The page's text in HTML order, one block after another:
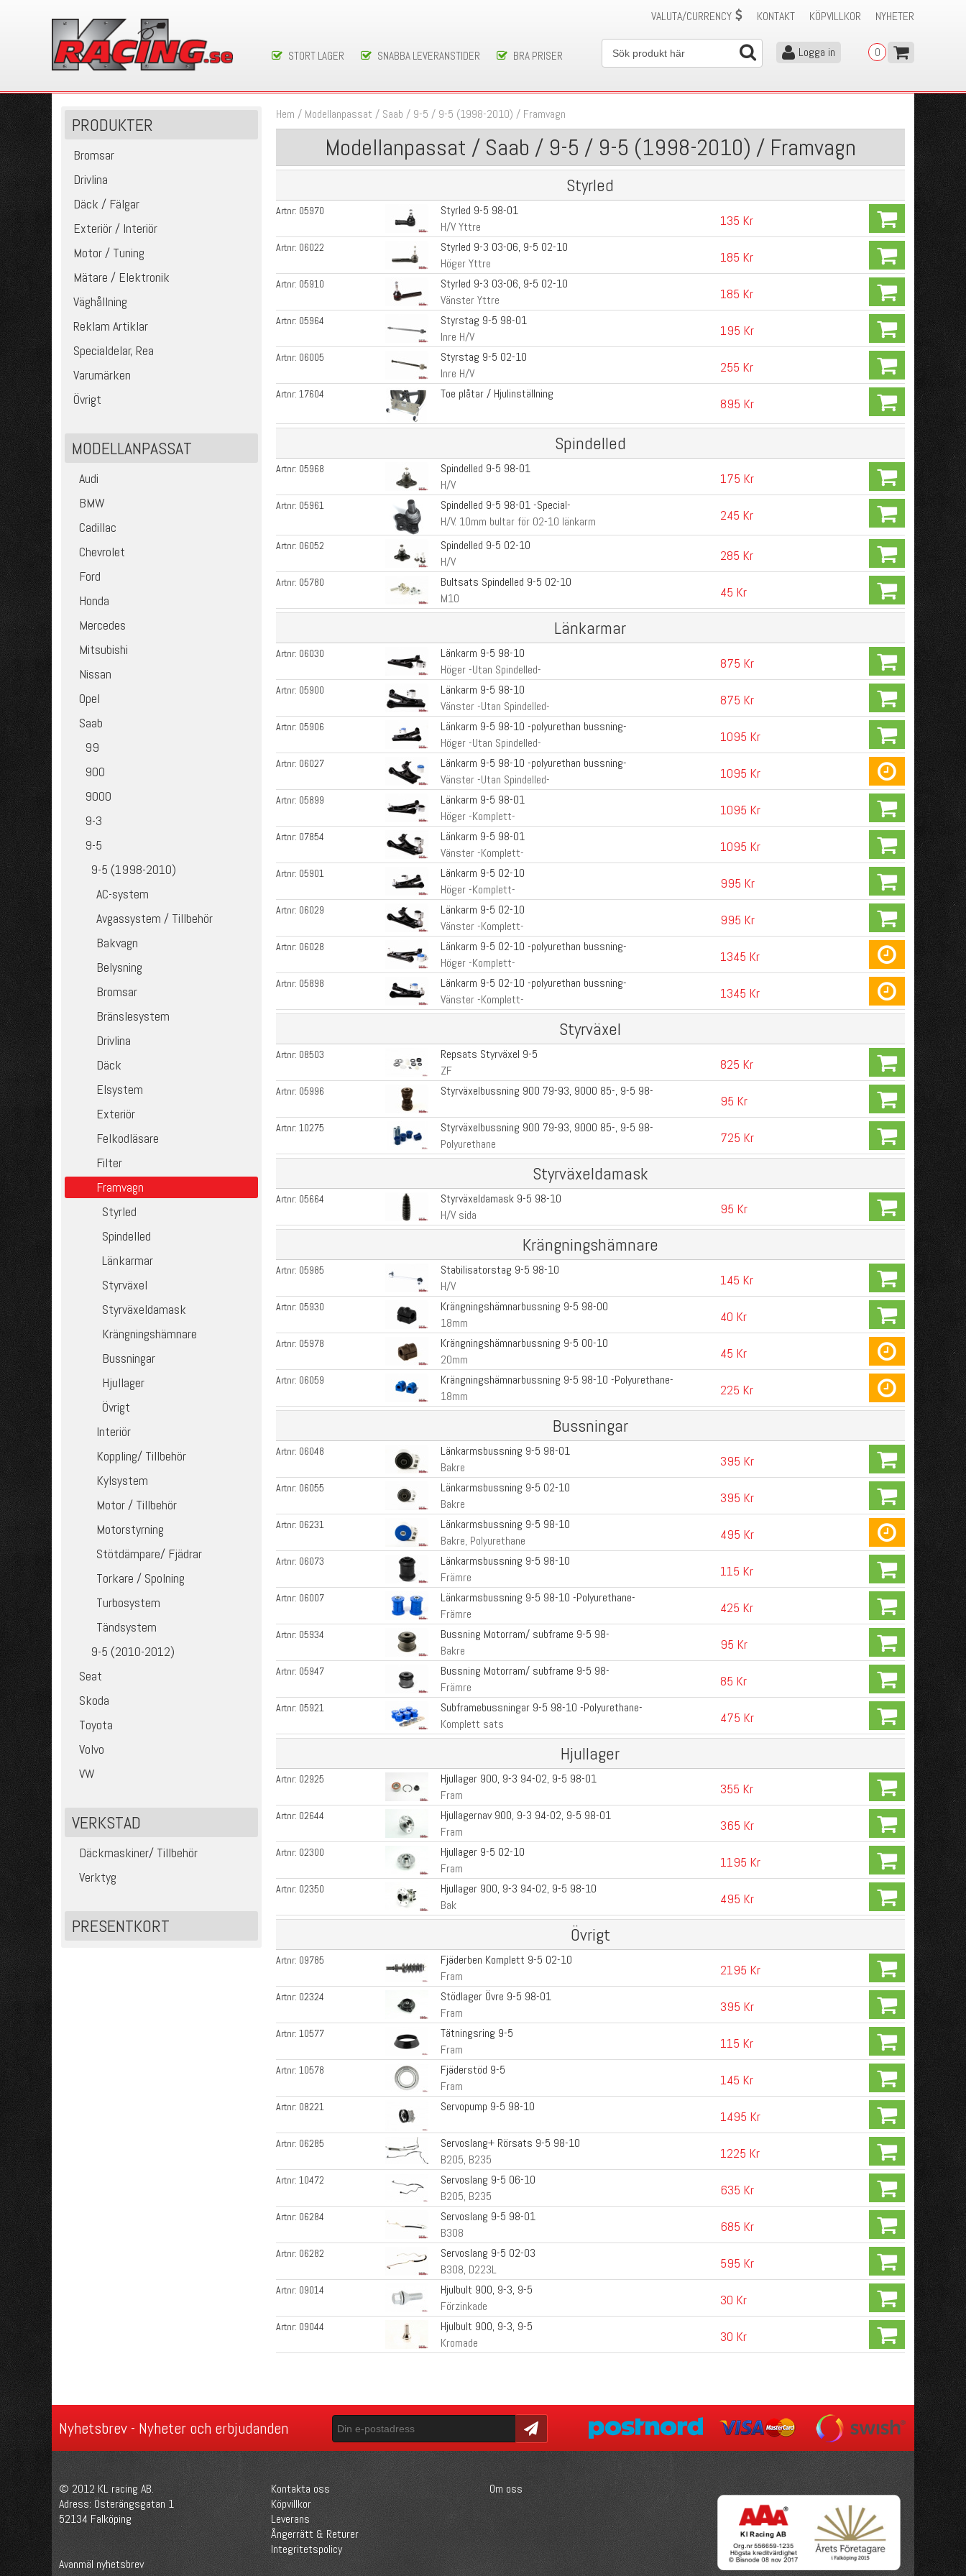
NYHETER
KÖPVILLKOR
KONTAKT
VALUTA/CURRENCY
STORT LAGER SNABBA LEVERANSTIDER BRA PRISER 0
Logga in
PRODUKTER
Bromsar
Drivlina
Däck / Fälgar
Exteriör / Interiör
Motor / Tuning
Mätare / Elektronik
Väghållning
Reklam Artiklar
Specialdelar, Rea
Varumärken
Övrigt
MODELLANPASSAT
Audi
BMW
Cadillac
Chevrolet
Ford
Honda
Mercedes
Mitsubishi
Nissan
Opel
Saab
99
900
9000
9-3
9-5
9-5 (1998-2010)
AC-system
Avgassystem / Tillbehör
Bakvagn
Belysning
Bromsar
Bränslesystem
Drivlina
Däck
Elsystem
Exteriör
Felkodläsare
Filter
Framvagn
Styrled
Spindelled
Länkarmar
Styrväxel
Styrväxeldamask
Krängningshämnare
Bussningar
Hjullager
Övrigt
Interiör
Koppling/ Tillbehör
Kylsystem
Motor / Tillbehör
Motorstyrning
Stötdämpare/ Fjädrar
Torkare / Spolning
Turbosystem
Tändsystem
9-5 (2010-2012)
Seat
Skoda
Toyota
Volvo
VW
VERKSTAD
Däckmaskiner/ Tillbehör
Verktyg
PRESENTKORT
Hem / Modellanpassat / Saab / 9-5 / 9-5 (1998-2010) / Framvagn
Modellanpassat / Saab / 9-5 / 9-5 (1998-2010) / Framvagn
Styrled
Artnr: 05970
Styrled 9-5 98-01
H/V Yttre
135 Kr
Artnr: 06022
Styrled 9-3 03-06, 9-5 02-10
Höger Yttre
185 Kr
Artnr: 05910
Styrled 9-3 03-06, 9-5 02-10
Vänster Yttre
185 Kr
Artnr: 05964
Styrstag 9-5 98-01
Inre H/V
195 Kr
Artnr: 06005
Styrstag 9-5 02-10
Inre H/V
255 Kr
Artnr:17604 Toe plåtar / Hjulinställning
895 Kr
Spindelled
Artnr: 05968
Spindelled 9-5 98-01
H/V
175 Kr
Artnr: 05961
Spindelled 9-5 98-01 -Special-
H/V. 10mm bultar för 02-10 länkarm
245 Kr
Artnr: 06052
Spindelled 9-5 02-10
H/V
285 Kr
Artnr: 05780
Bultsats Spindelled 9-5 02-10
M10
45 Kr
Länkarmar
Artnr: 06030
Länkarm 9-5 98-10
Höger -Utan Spindelled-
875 Kr
Artnr: 05900
Länkarm 9-5 98-10
Vänster -Utan Spindelled-
875 Kr
Artnr: 05906
Länkarm 9-5 98-10 -polyurethan bussning-
Höger -Utan Spindelled-
1095 Kr
Artnr: 06027
Länkarm 9-5 98-10 -polyurethan bussning-
Vänster -Utan Spindelled-
1095 Kr
Artnr: 05899
Länkarm 9-5 98-01
Höger -Komplett-
1095 Kr
Artnr: 07854
Länkarm 9-5 98-01
Vänster -Komplett-
1095 Kr
Artnr: 05901
Länkarm 9-5 02-10
Höger -Komplett-
995 Kr
Artnr: 06029
Länkarm 9-5 02-10
Vänster -Komplett-
995 Kr
Artnr: 06028
Länkarm 9-5 02-10 -polyurethan bussning-
Höger -Komplett-
1345 Kr
Artnr: 05898
Länkarm 9-5 02-10 -polyurethan bussning-
Vänster -Komplett-
1345 Kr
Styrväxel
Artnr: 08503
Repsats Styrväxel 9-5
ZF
825 Kr
Artnr: 05996 Styrväxelbussning 900 79-93, 9000 85-, 9-5 98-
95 Kr
Artnr:10275
Styrväxelbussning 900 79-93, 9000 85-, 9-5 98-
Polyurethane
725 Kr
Styrväxeldamask
Artnr: 05664
Styrväxeldamask 9-5 98-10
H/V sida
95 Kr
Krängningshämnare
Artnr: 05985
Stabilisatorstag 9-5 98-10
H/V
145 Kr
Artnr: 05930
Krängningshämnarbussning 9-5 98-00
18mm
40 Kr
Artnr: 05978
Krängningshämnarbussning 9-5 00-10
20mm
45 Kr
Artnr: 06059
Krängningshämnarbussning 9-5 98-10 -Polyurethane-
18mm
225 Kr
Bussningar
Artnr: 06048
Länkarmsbussning 9-5 98-01
Bakre
395 Kr
Artnr: 06055
Länkarmsbussning 9-5 02-10
Bakre
395 Kr
Artnr: 06231
Länkarmsbussning 9-5 98-10
Bakre, Polyurethane
495 Kr
Artnr: 06073
Länkarmsbussning 9-5 98-10
Främre
115 Kr
Artnr: 06007
Länkarmsbussning 9-5 98-10 -Polyurethane-
Främre
425 Kr
Artnr: 05934
Bussning Motorram/ subframe 9-5 98-
Bakre
95 Kr
Artnr: 05947
Bussning Motorram/ subframe 9-5 98-
Främre
85 Kr
Artnr: 05921
Subframebussningar 9-5 98-10 -Polyurethane-
Komplett sats
475 Kr
Hjullager
Artnr: 02925
Hjullager 900, 9-3 94-02, 9-5 98-01
Fram
355 Kr
Artnr: 02644
Hjullagernav 900, 9-3 94-02, 9-5 98-01
Fram
365 Kr
Artnr: 02300
Hjullager 9-5 02-10
Fram
1195 Kr
Artnr: 02350
Hjullager 900, 9-3 94-02, 9-5 98-10
Bak
495 Kr
Övrigt
Artnr: 09785
Fjäderben Komplett 9-5 02-10
Fram
2195 Kr
Artnr: 02324
Stödlager Övre 9-5 98-01
Fram
395 Kr
Artnr:10577
Tätningsring 9-5
Fram
115 Kr
Artnr:10578
Fjäderstöd 9-5
Fram
145 Kr
Artnr: 08221 Servopump 9-5 98-10
1495 Kr
Artnr: 06285
Servoslang+ Rörsats 9-5 98-10
B205, B235
1225 Kr
Artnr:10472
Servoslang 9-5 06-10
B205, B235
635 Kr
Artnr: 06284
Servoslang 9-5 98-01
B308
685 Kr
Artnr: 06282
Servoslang 9-5 02-03
B308, D223L
595 Kr
Artnr: 09014
Hjulbult 900, 9-3, 9-5
Förzinkade
30 Kr
Artnr: 09044
Hjulbult 900, 9-3, 9-5
Kromade
30 Kr
Nyhetsbrev - Nyheter och erbjudanden Skicka
© 2012 KL racing AB.
Adress: Österängsgatan 1
52134 Falköping
Avanmäl nyhetsbrev
Kontakta oss
Köpvillkor
Leverans
Ångerrätt & Returer
Integritetspolicy
Om oss